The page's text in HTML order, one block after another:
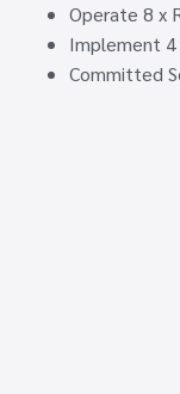
Operate 8 x
Implement 4
Committed